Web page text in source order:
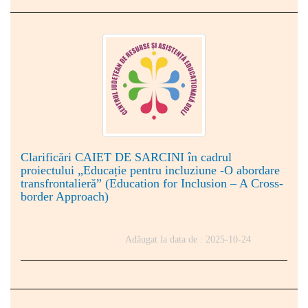
Clarificări CAIET DE SARCINI în cadrul
proiectului „Educație pentru incluziune -O abordare
transfrontalieră” (Education for Inclusion – A Cross-
border Approach)
Adăugat la data de : 2025-10-24